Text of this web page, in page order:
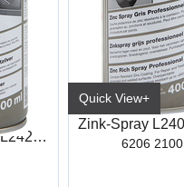
Alu-Zink-Spray L242 400ml
Quick View+
6206 2100